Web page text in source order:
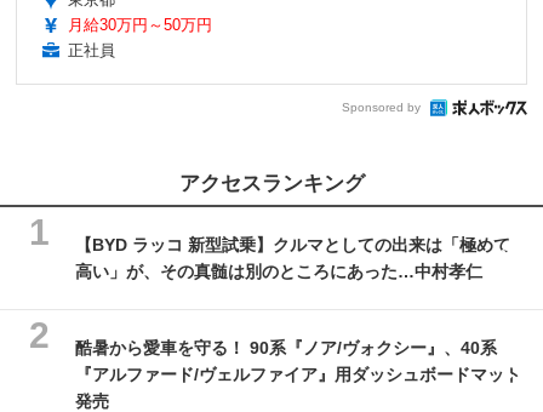
月給30万円～50万円
正社員
Sponsored by
アクセスランキング
【BYD ラッコ 新型試乗】クルマとしての出来は「極めて
高い」が、その真髄は別のところにあった…中村孝仁
酷暑から愛車を守る！ 90系『ノア/ヴォクシー』、40系
『アルファード/ヴェルファイア』用ダッシュボードマット
発売